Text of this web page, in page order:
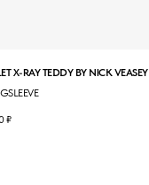
X-RAY TEDDY BY NICK VEASEY
₽